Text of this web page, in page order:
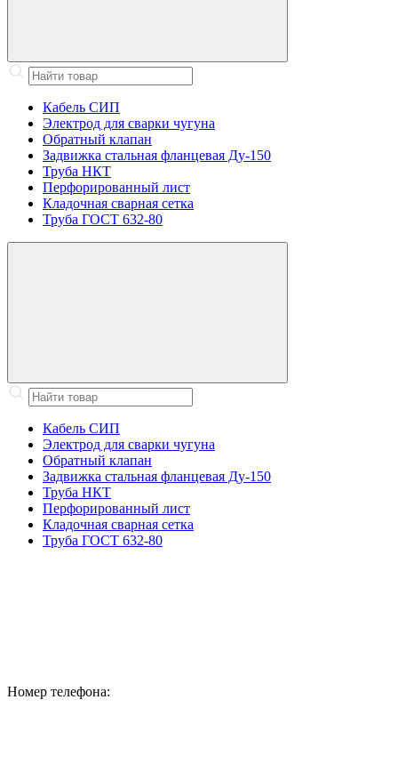
Кабель СИП
Электрод для сварки чугуна
Обратный клапан
Задвижка стальная фланцевая Ду-150
Труба НКТ
Перфорированный лист
Кладочная сварная сетка
Труба ГОСТ 632-80
Кабель СИП
Электрод для сварки чугуна
Обратный клапан
Задвижка стальная фланцевая Ду-150
Труба НКТ
Перфорированный лист
Кладочная сварная сетка
Труба ГОСТ 632-80
Номер телефона: